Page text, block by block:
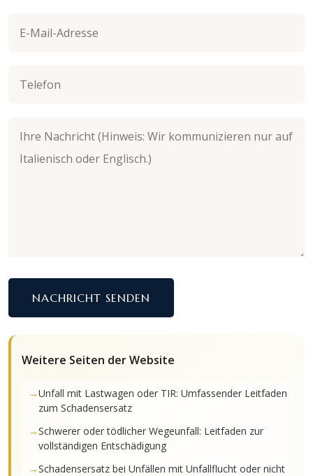
NACHRICHT SENDEN
Weitere Seiten der Website
Unfall mit Lastwagen oder TIR: Umfassender Leitfaden
zum Schadensersatz
Schwerer oder tödlicher Wegeunfall: Leitfaden zur
vollständigen Entschädigung
Schadensersatz bei Unfällen mit Unfallflucht oder nicht